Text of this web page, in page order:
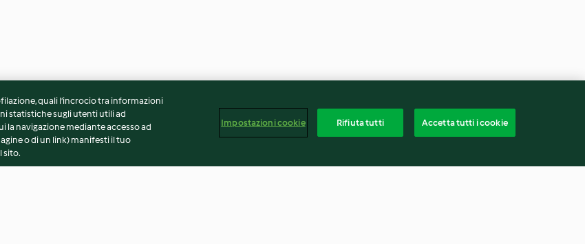
quali l’incrocio tra informazioni
statistiche sugli utenti utili ad
la navigazione mediante accesso ad
o di un link) manifesti il tuo
sito.
Impostazioni cookie Rifiuta tutti Accetta tutti i cookie